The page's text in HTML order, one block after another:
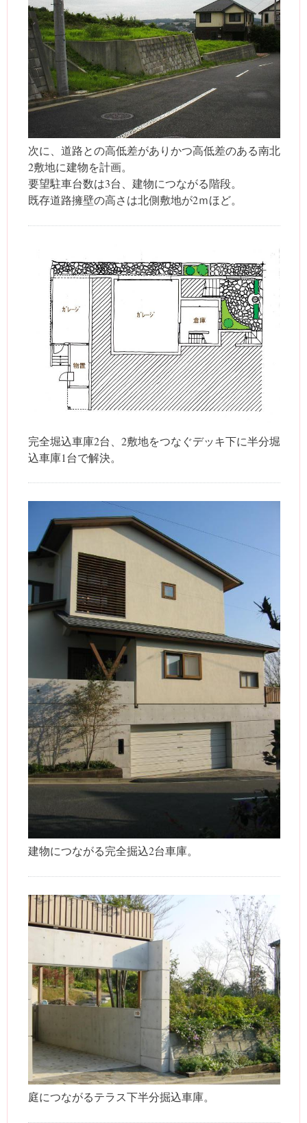
次に、道路との高低差がありかつ高低差のある南北
2敷地に建物を計画。
要望駐車台数は3台、建物につながる階段。
既存道路擁壁の高さは北側敷地が2ｍほど。
完全堀込車庫2台、2敷地をつなぐデッキ下に半分堀
込車庫1台で解決。
建物につながる完全掘込2台車庫。
庭につながるテラス下半分掘込車庫。